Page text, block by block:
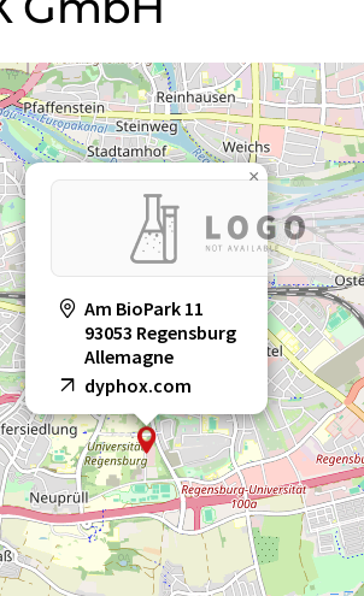
Am BioPark 11
93053 Regensburg
Allemagne
dyphox.com
×